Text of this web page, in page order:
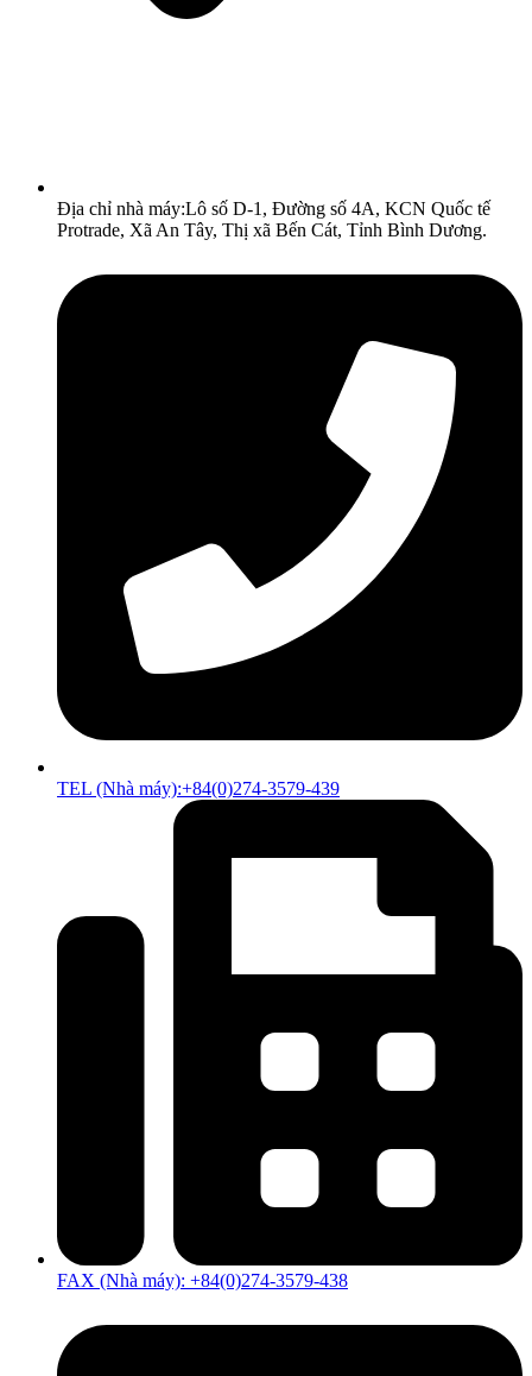
Địa chỉ nhà máy:Lô số D-1, Đường số 4A, KCN Quốc tế
Protrade, Xã An Tây, Thị xã Bến Cát, Tỉnh Bình Dương.
TEL (Nhà máy):+84(0)274-3579-439
FAX (Nhà máy): +84(0)274-3579-438